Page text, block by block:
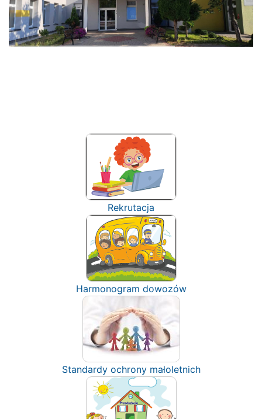
Rekrutacja
Harmonogram dowozów
Standardy ochrony małoletnich